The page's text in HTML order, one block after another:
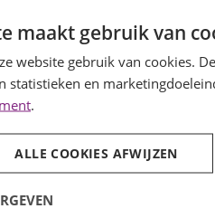
maakt gebruik van
website gebruik van cookies.
statistieken en
.
ALLE COOKIES AFWIJZEN